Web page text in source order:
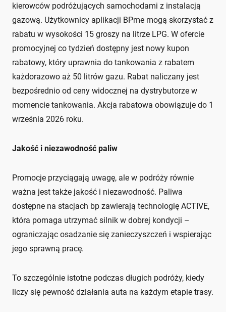
kierowców podróżujących samochodami z instalacją
gazową. Użytkownicy aplikacji BPme mogą skorzystać z
rabatu w wysokości 15 groszy na litrze LPG. W ofercie
promocyjnej co tydzień dostępny jest nowy kupon
rabatowy, który uprawnia do tankowania z rabatem
każdorazowo aż 50 litrów gazu. Rabat naliczany jest
bezpośrednio od ceny widocznej na dystrybutorze w
momencie tankowania. Akcja rabatowa obowiązuje do 1
września 2026 roku.
Jakość i niezawodność paliw
Promocje przyciągają uwagę, ale w podróży równie
ważna jest także jakość i niezawodność. Paliwa
dostępne na stacjach bp zawierają technologię ACTIVE,
która pomaga utrzymać silnik w dobrej kondycji –
ograniczając osadzanie się zanieczyszczeń i wspierając
jego sprawną pracę.
To szczególnie istotne podczas długich podróży, kiedy
liczy się pewność działania auta na każdym etapie trasy.